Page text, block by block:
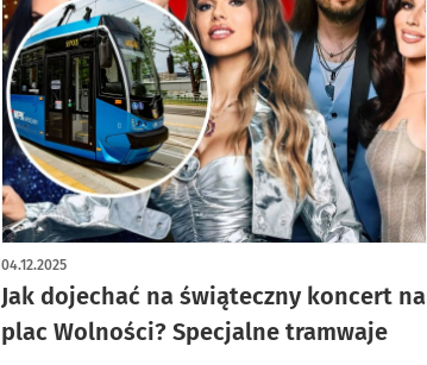
Jak dojechać na świąteczny koncert na
plac Wolności? Specjalne tramwaje
04.12.2025